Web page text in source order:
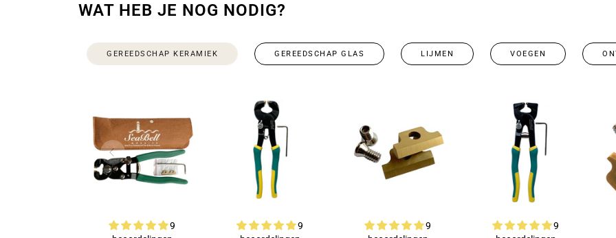
WAT HEB JE NOG NODIG?
GEREEDSCHAP KERAMIEK GEREEDSCHAP GLAS LIJMEN VOEGEN
9
9
9
9